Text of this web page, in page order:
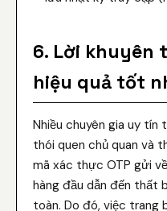
6. Lời khuyên
hiệu quả tốt
Nhiều chuyên gia uy tín
thói quen chủ quan và
mã xác thực OTP gửi
hàng đầu dẫn đến thất
toàn. Do đó, việc trang